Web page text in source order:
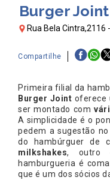
Burger
Rua Bela Cintra,2116
Compartilhe
Primeira filial da
Burger Joint oferece
ser montado com
A simplicidade é o
pedem a sugestão
do hambúrguer de
milkshakes, outro
hamburgueria é
que é um dos sócios